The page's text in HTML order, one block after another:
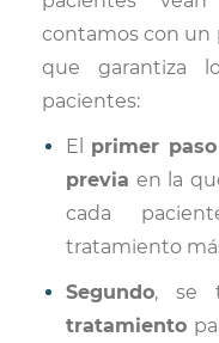
contamos con un
que garantiza
pacientes:
El primer
previa en la
cada
tratamiento
Segundo, se
tratamiento